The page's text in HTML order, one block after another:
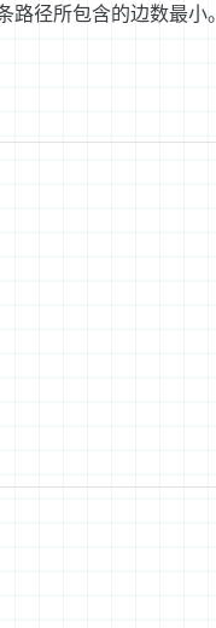
径所包含的边数最小。